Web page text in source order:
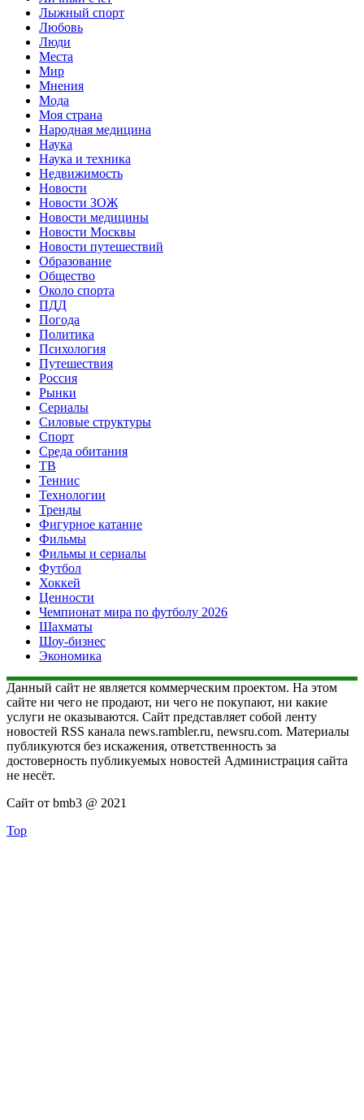
Лыжный спорт
Любовь
Люди
Места
Мир
Мнения
Мода
Моя страна
Народная медицина
Наука
Наука и техника
Недвижимость
Новости
Новости ЗОЖ
Новости медицины
Новости Москвы
Новости путешествий
Образование
Общество
Около спорта
ПДД
Погода
Политика
Психология
Путешествия
Россия
Рынки
Сериалы
Силовые структуры
Спорт
Среда обитания
ТВ
Теннис
Технологии
Тренды
Фигурное катание
Фильмы
Фильмы и сериалы
Футбол
Хоккей
Ценности
Чемпионат мира по футболу 2026
Шахматы
Шоу-бизнес
Экономика
Данный сайт не является коммерческим проектом. На этом
сайте ни чего не продают, ни чего не покупают, ни какие
услуги не оказываются. Сайт представляет собой ленту
новостей RSS канала news.rambler.ru, newsru.com. Материалы
публикуются без искажения, ответственность за
достоверность публикуемых новостей Администрация сайта
не несёт.
Сайт от bmb3 @ 2021
Top